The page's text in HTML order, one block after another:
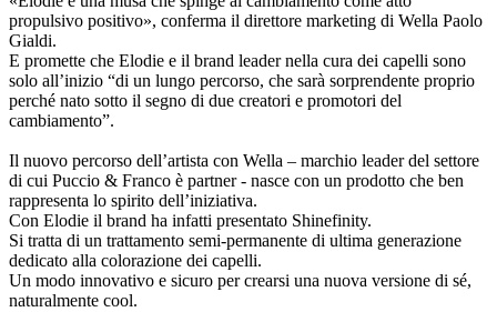
propulsivo positivo», conferma il direttore marketing di Wella Paolo
Gialdi.
E promette che Elodie e il brand leader nella cura dei capelli sono
solo all’inizio “di un lungo percorso, che sarà sorprendente proprio
perché nato sotto il segno di due creatori e promotori del
cambiamento”.
Il nuovo percorso dell’artista con Wella – marchio leader del settore
di cui Puccio & Franco è partner - nasce con un prodotto che ben
rappresenta lo spirito dell’iniziativa.
Con Elodie il brand ha infatti presentato Shinefinity.
Si tratta di un trattamento semi-permanente di ultima generazione
dedicato alla colorazione dei capelli.
Un modo innovativo e sicuro per crearsi una nuova versione di sé,
naturalmente cool.